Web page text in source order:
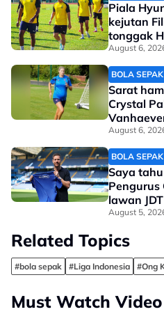
Piala
kejutan
tonggak
August 6,
BOLA SEPAK
Sarat
Crystal
steady'
August 6,
BOLA SEPAK
Saya
Pengurus
lawan JDT
August 5,
Related Topics
#bola sepak #Liga Indonesia #Ong
Must Watch Video